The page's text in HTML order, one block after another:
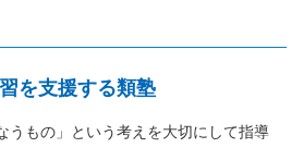
を支援する類塾
うもの」という考えを大切にして指導